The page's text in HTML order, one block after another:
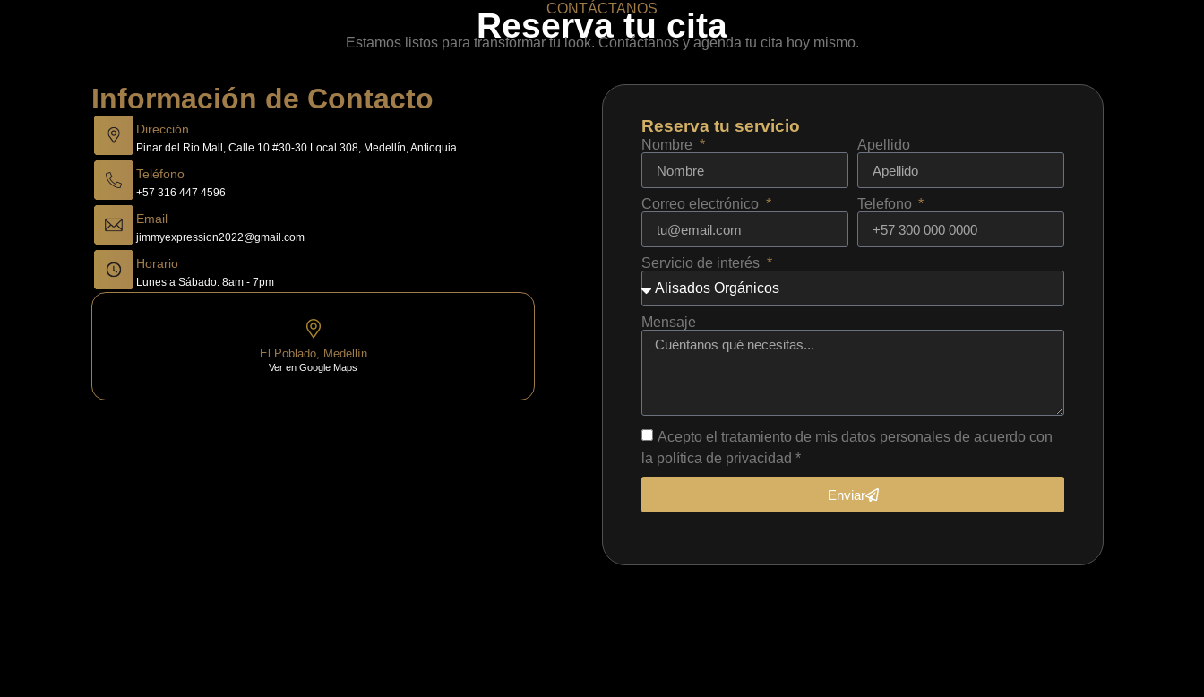
CONTÁCTANOS
Reserva tu cita
Estamos listos para transformar tu look. Contáctanos y agenda tu cita hoy mismo.
Información de Contacto
Dirección
Pinar del Rio Mall, Calle 10 #30-30 Local 308, Medellín, Antioquia
Teléfono
+57 316 447 4596
Email
jimmyexpression2022@gmail.com
Horario
Lunes a Sábado: 8am - 7pm
El Poblado, Medellín
Ver en Google Maps
Reserva tu servicio
Nombre Apellido
Correo electrónico Telefono
Servicio de interés
Mensaje
Acepto el tratamiento de mis datos personales de acuerdo con
la política de privacidad *
Enviar